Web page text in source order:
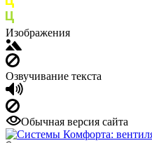
Изображения
Озвучивание текста
Обычная версия сайта